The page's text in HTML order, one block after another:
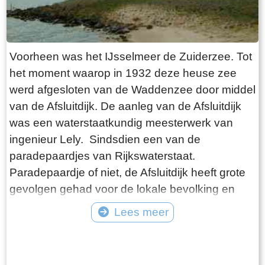
Waddenzee. Als je parkeert op de kleine
parkeerplaats ter plaatse van de dijkovergang
heb je een mooie wandeling voor de boeg naar
het einde van de pier. Het fiets- en wandelpad
ligt op een verheven talud zodat je een prachtig
enigszins verhoogd uitzicht hebt. De eerste paar
honderd meter loop je te midden van typische
kwelders. Verschillende soorten begroeiing
volgen elkaar op. Naarmate je de slikvelden
nadert verandert het gebied. Van afbrokkelende
grove sliksculpturen tot slikvelden met vloeiende
vormen, doorsneden door slenken en geulen.
Vervolgens kom je terecht in een gedeelte waar
Voorheen was het IJsselmeer de Zuiderzee. Tot
het moment waarop in 1932 deze heuse zee
werd afgesloten van de Waddenzee door middel
van de Afsluitdijk. De aanleg van de Afsluitdijk
was een waterstaatkundig meesterwerk van
ingenieur Lely. Sindsdien een van de
paradepaardjes van Rijkswaterstaat.
Paradepaardje of niet, de Afsluitdijk heeft grote
gevolgen gehad voor de lokale bevolking en
aanliggende havenplaatsen en achterland.
Vissers werd grotendeels hun broodwinning
Lees meer